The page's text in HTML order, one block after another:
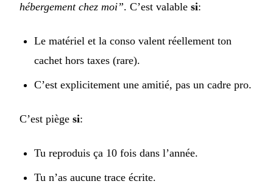
hébergement chez moi”. C’est valable si:
Le matériel et la conso valent réellement ton
cachet hors taxes (rare).
C’est explicitement une amitié, pas un cadre pro.
C’est piège si:
Tu reproduis ça 10 fois dans l’année.
Tu n’as aucune trace écrite.